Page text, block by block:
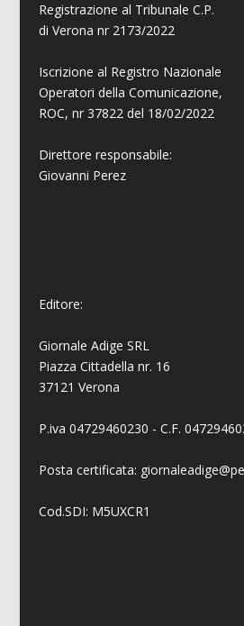
Registrazione al Tribunale C.P.
di Verona nr 2173/2022
Iscrizione al Registro Nazionale
Operatori della Comunicazione,
ROC, nr 37822 del 18/02/2022
Direttore responsabile:
Giovanni Perez
Editore:
Giornale Adige SRL
Piazza Cittadella nr. 16
37121 Verona
P.iva 04729460230 - C.F.
Posta certificata:
Cod.SDI: M5UXCR1